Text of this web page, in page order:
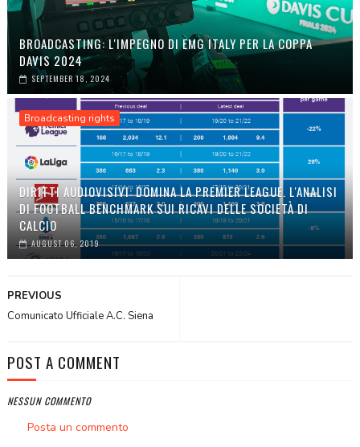
BROADCASTING: L'IMPEGNO DI EMG ITALY PER LA COPPA
DAVIS 2024
SEPTEMBER 18, 2024
Broadcasting rights
DIRITTI AUDIOVISIVI: DOMINA LA PREMIER LEAGUE. L'ANALISI
DI FOOTBALL BENCHMARK SUI RICAVI DELLE SOCIETÀ DI
CALCIO
AUGUST 06, 2019
PREVIOUS
Comunicato Ufficiale A.C. Siena
POST A COMMENT
NESSUN COMMENTO
Posta un commento